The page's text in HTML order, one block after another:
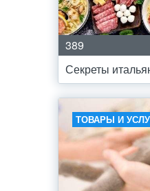
389
Секреты
ТОВАРЫ И